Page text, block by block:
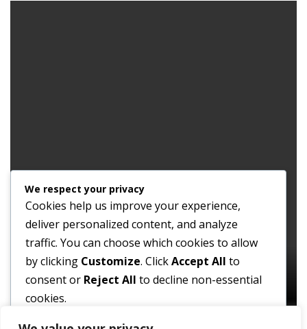
We respect your privacy
Cookies help us improve your experience,
deliver personalized content, and analyze
traffic. You can choose which cookies to allow
by clicking Customize. ClickAccept All to
consent or Reject All to decline non-essential
cookies.